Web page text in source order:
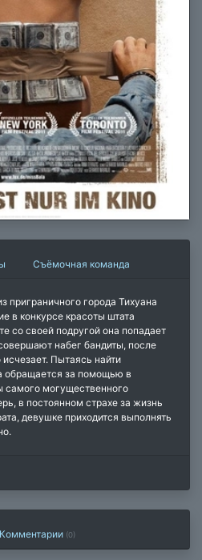
Съёмочная команда
приграничного города Тихуана
в конкурсе красоты штата
со своей подругой она попадает
набег бандиты, после
Пытаясь найти
за помощью в
самого могущественного
в постоянном страхе за жизнь
девушке приходится выполнять
Комментарии (0)